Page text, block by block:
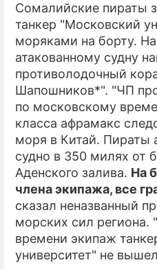
Сомалийские пираты
танкер "Московский
моряками на борту.
атакованному судну
противолодочный
Шапошников*". "ЧП
по московскому
класса афрамакс
моря в Китай. Пираты
судно в 350 милях от
Аденского залива. На
члена экипажа, все
сказал неназванный
морских сил региона.
времени экипаж
университет" не